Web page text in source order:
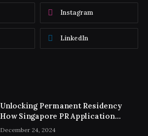
Instagram
LinkedIn
Unlocking Permanent Residency
How Singapore PR Application
Consultancy Simplifies the Process
December 24, 2024